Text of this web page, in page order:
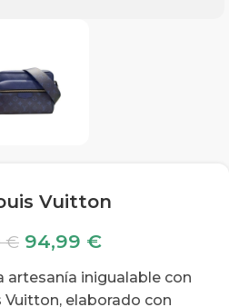
Vuitton
€ 94,99 €
artesanía inigualable con
elaborado con